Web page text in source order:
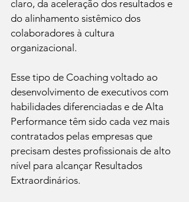
claro, da aceleração dos resultados e
do alinhamento sistêmico dos
colaboradores à cultura
organizacional.
Esse tipo de Coaching voltado ao
desenvolvimento de executivos com
habilidades diferenciadas e de Alta
Performance têm sido cada vez mais
contratados pelas empresas que
precisam destes profissionais de alto
nível para alcançar Resultados
Extraordinários.